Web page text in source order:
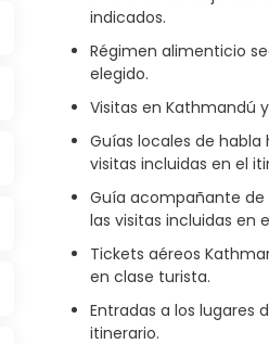
indicados.
Régimen alimenticio
elegido.
Visitas en Kathmandú
Guías locales de habla
visitas incluidas en el
Guía acompañante
las visitas incluidas en
Tickets aéreos
en clase turista.
Entradas a los lugares
itinerario.